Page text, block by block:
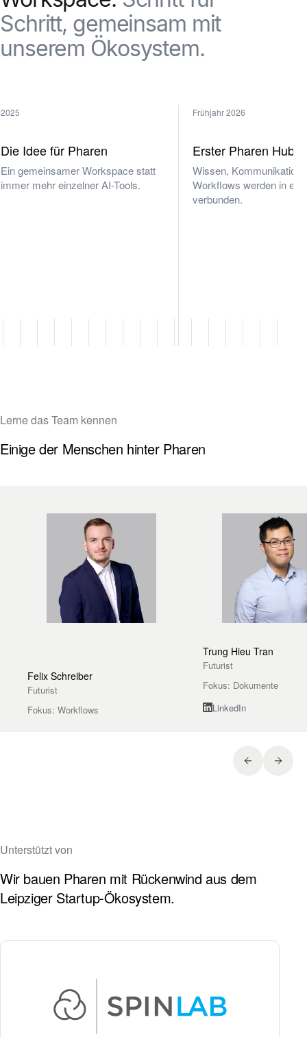
Schritt, gemeinsam mit
unserem Ökosystem.
2025
Die Idee für Pharen
Ein gemeinsamer Workspace statt
immer mehr einzelner AI-Tools.
Frühjahr 2026
Erster Pharen Hub
Wissen, Kommunikation
Workflows werden in
verbunden.
Lerne das Team kennen
Einige der Menschen hinter Pharen
Felix Schreiber
Futurist
Fokus: Workflows
Trung Hieu Tran
Futurist
Fokus: Dokumente
LinkedIn
Unterstützt von
Wir bauen Pharen mit Rückenwind aus dem
Leipziger Startup-Ökosystem.